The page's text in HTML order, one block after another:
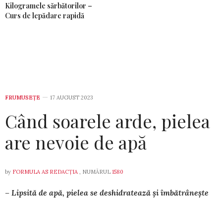
Kilogramele sărbătorilor –
Curs de lepădare rapidă
FRUMUSEȚE 17 AUGUST 2023
Când soarele arde, pielea
are nevoie de apă
by FORMULA AS REDACȚIA , NUMĂRUL 1580
– Lipsită de apă, pielea se deshidratează și îmbă­trâ­neș­te